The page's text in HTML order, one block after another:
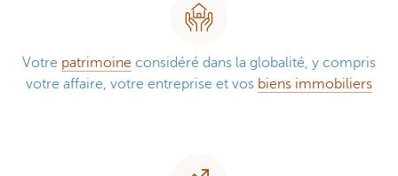
Votre patrimoine considéré dans la globalité, y compris
votre affaire, votre entreprise et vos biens immobiliers